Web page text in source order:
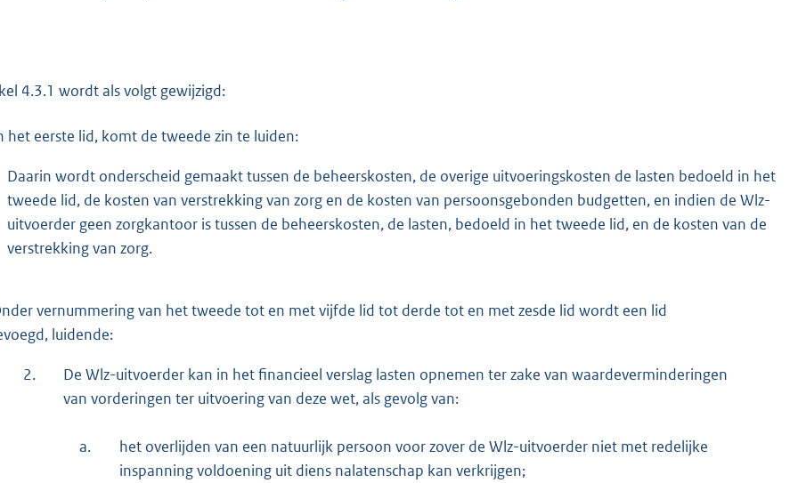
4.3.1 wordt als volgt gewijzigd:
het eerste lid, komt de tweede zin te luiden:
Daarin wordt onderscheid gemaakt tussen de beheerskosten, de overige uitvoeringskosten de lasten bedoeld in het
tweede lid, de kosten van verstrekking van zorg en de kosten van persoonsgebonden budgetten, en indien de Wlz-
uitvoerder geen zorgkantoor is tussen de beheerskosten, de lasten, bedoeld in het tweede lid, en de kosten van de
verstrekking van zorg.
vernummering van het tweede tot en met vijfde lid tot derde tot en met zesde lid wordt een lid
luidende:
2.
De Wlz-uitvoerder kan in het financieel verslag lasten opnemen ter zake van waardeverminderingen
van vorderingen ter uitvoering van deze wet, als gevolg van:
a.
het overlijden van een natuurlijk persoon voor zover de Wlz-uitvoerder niet met redelijke
inspanning voldoening uit diens nalatenschap kan verkrijgen;